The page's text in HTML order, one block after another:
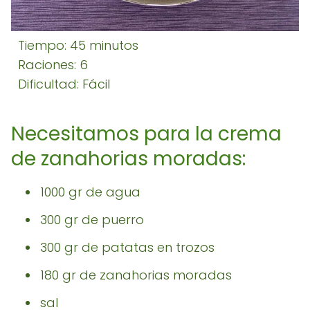
Tiempo: 45 minutos
Raciones: 6
Dificultad: Fácil
Necesitamos para la crema
de zanahorias moradas:
1000 gr de agua
300 gr de puerro
300 gr de patatas en trozos
180 gr de zanahorias moradas
sal